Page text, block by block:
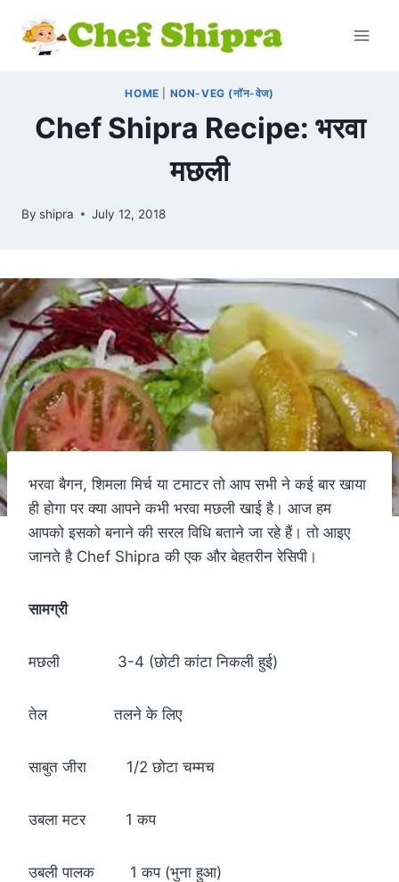
HOME NON-VEG (नॉन-वेज)
Chef Shipra Recipe: भरवा
मछली
By shipra July 12, 2018
भरवा बैगन, शिमला मिर्च या टमाटर तो आप सभी ने कई बार खाया
ही होगा पर क्या आपने कभी भरवा मछली खाई है। आज हम
आपको इसको बनाने की सरल विधि बताने जा रहे हैं। तो आइए
जानते है Chef Shipra की एक और बेहतरीन रेसिपी।
सामग्री
मछली 3-4 (छोटी कांटा निकली हुई)
तेल तलने के लिए
साबुत जीरा 1/2 छोटा चम्मच
उबला मटर 1 कप
उबली पालक 1 कप (भुना हुआ)